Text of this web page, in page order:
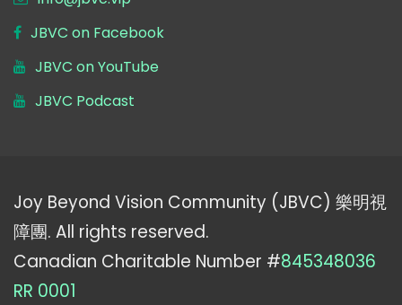
JBVC on Facebook
JBVC on YouTube
JBVC Podcast
Joy Beyond Vision Community (JBVC) 樂明視
障團. All rights reserved.
Canadian Charitable Number #845348036
RR 0001